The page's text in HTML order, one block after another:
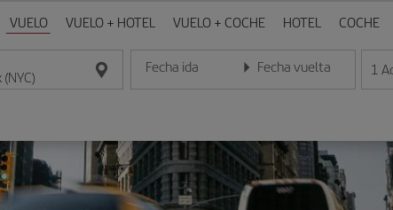
VUELO VUELO + HOTEL VUELO + COCHE HOTEL COCHE
Fecha ida
Introduce la fecha en formato día/mes/año
Fecha vuelta
Introduce la fecha en 1